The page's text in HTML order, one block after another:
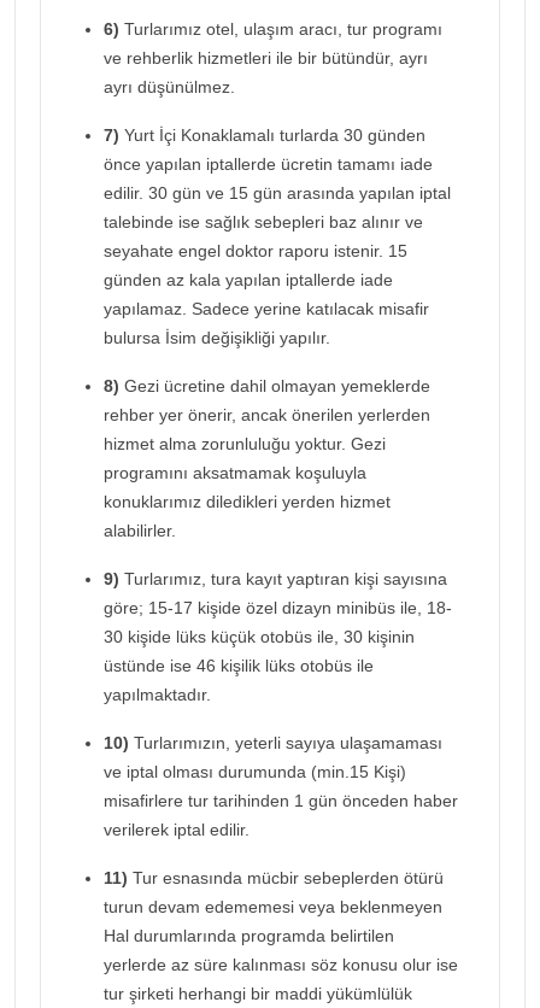
6) Turlarımız otel, ulaşım aracı, tur programı
ve rehberlik hizmetleri ile bir bütündür, ayrı
ayrı düşünülmez.
7) Yurt İçi Konaklamalı turlarda 30 günden
önce yapılan iptallerde ücretin tamamı iade
edilir. 30 gün ve 15 gün arasında yapılan iptal
talebinde ise sağlık sebepleri baz alınır ve
seyahate engel doktor raporu istenir. 15
günden az kala yapılan iptallerde iade
yapılamaz. Sadece yerine katılacak misafir
bulursa İsim değişikliği yapılır.
8) Gezi ücretine dahil olmayan yemeklerde
rehber yer önerir, ancak önerilen yerlerden
hizmet alma zorunluluğu yoktur. Gezi
programını aksatmamak koşuluyla
konuklarımız diledikleri yerden hizmet
alabilirler.
9) Turlarımız, tura kayıt yaptıran kişi sayısına
göre; 15-17 kişide özel dizayn minibüs ile, 18-
30 kişide lüks küçük otobüs ile, 30 kişinin
üstünde ise 46 kişilik lüks otobüs ile
yapılmaktadır.
10) Turlarımızın, yeterli sayıya ulaşamaması
ve iptal olması durumunda (min.15 Kişi)
misafirlere tur tarihinden 1 gün önceden haber
verilerek iptal edilir.
11) Tur esnasında mücbir sebeplerden ötürü
turun devam edememesi veya beklenmeyen
Hal durumlarında programda belirtilen
yerlerde az süre kalınması söz konusu olur ise
tur şirketi herhangi bir maddi yükümlülük